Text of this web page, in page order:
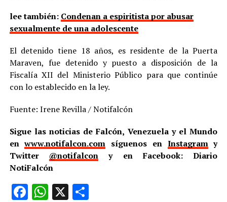
lee también: Condenan a espiritista por abusar
sexualmente de una adolescente
El detenido tiene 18 años, es residente de la Puerta
Maraven, fue detenido y puesto a disposición de la
Fiscalía XII del Ministerio Público para que continúe
con lo establecido en la ley.
Fuente: Irene Revilla / Notifalcón
Sigue las noticias de Falcón, Venezuela y el Mundo
enwww.notifalcon.com síguenos en Instagramy
Twitter @notifalcon y en Facebook: Diario
NotiFalcón
Facebook
WhatsApp
X Compartir